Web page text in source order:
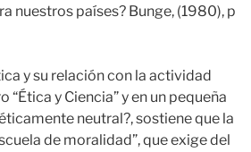
nuestros países? Bunge, (1980), p
y su relación con la actividad
y Ciencia” y en un pequeña
neutral?, sostiene que la
de moralidad”, que exige del